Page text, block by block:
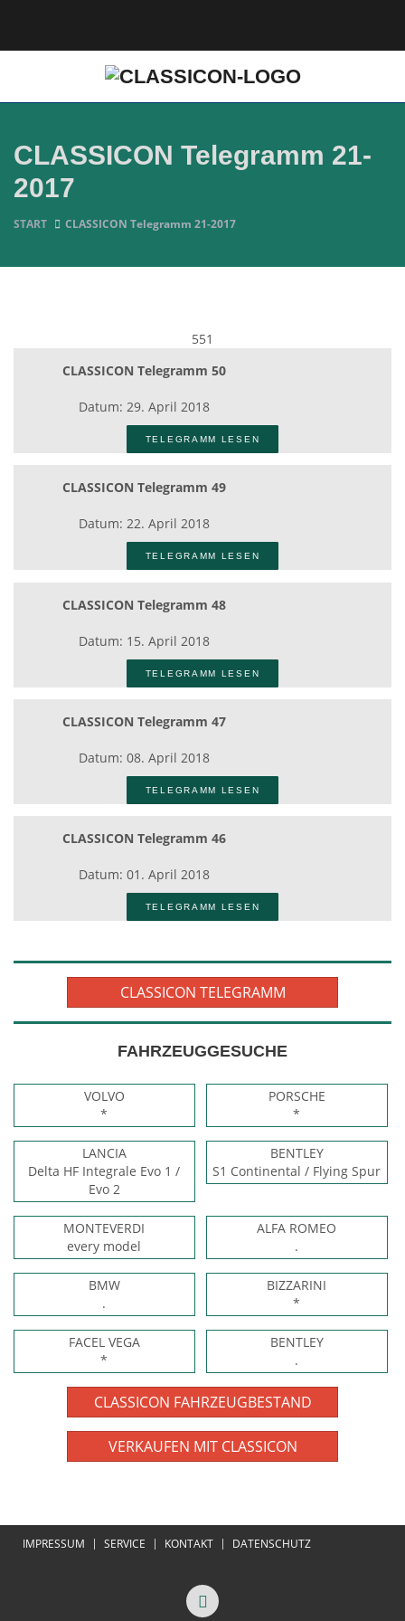
CLASSICON Telegramm 21-
2017
START CLASSICON Telegramm 21-2017
551
CLASSICON Telegramm 50
Datum: 29. April 2018
TELEGRAMM LESEN
CLASSICON Telegramm 49
Datum: 22. April 2018
TELEGRAMM LESEN
CLASSICON Telegramm 48
Datum: 15. April 2018
TELEGRAMM LESEN
CLASSICON Telegramm 47
Datum: 08. April 2018
TELEGRAMM LESEN
CLASSICON Telegramm 46
Datum: 01. April 2018
TELEGRAMM LESEN
CLASSICON TELEGRAMM
FAHRZEUGGESUCHE
VOLVO
*
PORSCHE
*
LANCIA
Delta HF Integrale Evo 1 /
Evo 2
BENTLEY
S1 Continental / Flying Spur
MONTEVERDI
every model
ALFA ROMEO
.
BMW
.
BIZZARINI
*
FACEL VEGA
*
BENTLEY
.
CLASSICON FAHRZEUGBESTAND
VERKAUFEN MIT CLASSICON
IMPRESSUM SERVICE KONTAKT DATENSCHUTZ